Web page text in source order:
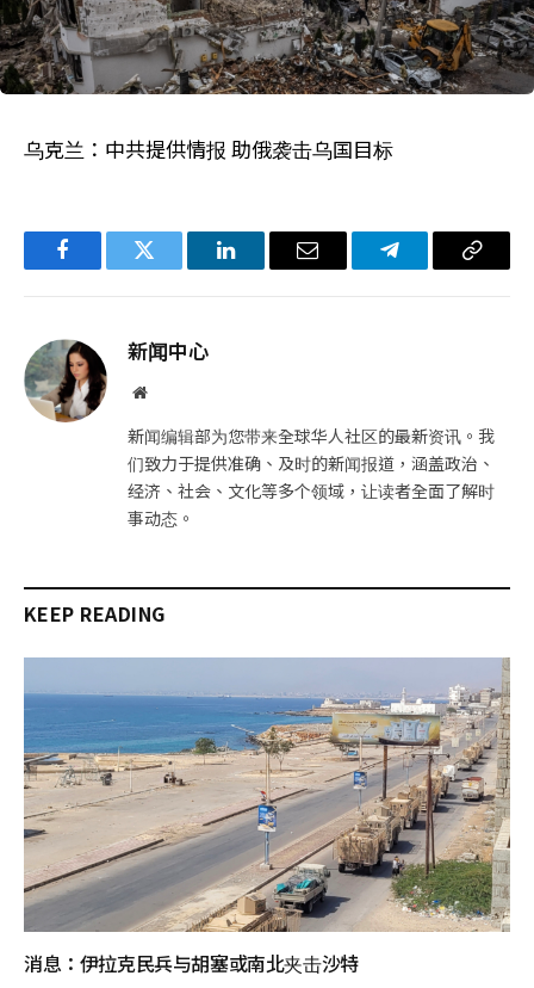
乌克兰：中共提供情报 助俄袭击乌国目标
FacebookTwitter LinkedIn电
Telegram复
新闻中心
网
新闻编辑部为您带来全球华人社区的最新资讯。我
们致力于提供准确、及时的新闻报道，涵盖政治、
经济、社会、文化等多个领域，让读者全面了解时
事动态。
KEEP READING
消息：伊拉克民兵与胡塞或南北夹击沙特